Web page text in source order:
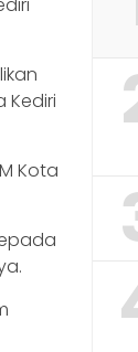
Kediri
Kota